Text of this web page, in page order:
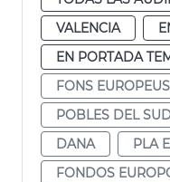
VALENCIA
EN PORTADA
FONS EUROPEUS
POBLES DEL
DANA
PLA
FONDOS